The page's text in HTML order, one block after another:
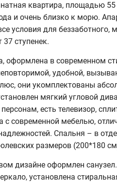
квартира, площадью
и очень близко к морю.
условия для
37 ступенек.
оформлена в современном
удобной,
они укомплектованы
мягкий угловой
есть телевизор,
с современной мебелью,
Спальня – в
размеров (200*180
дизайне оформлен
установлена